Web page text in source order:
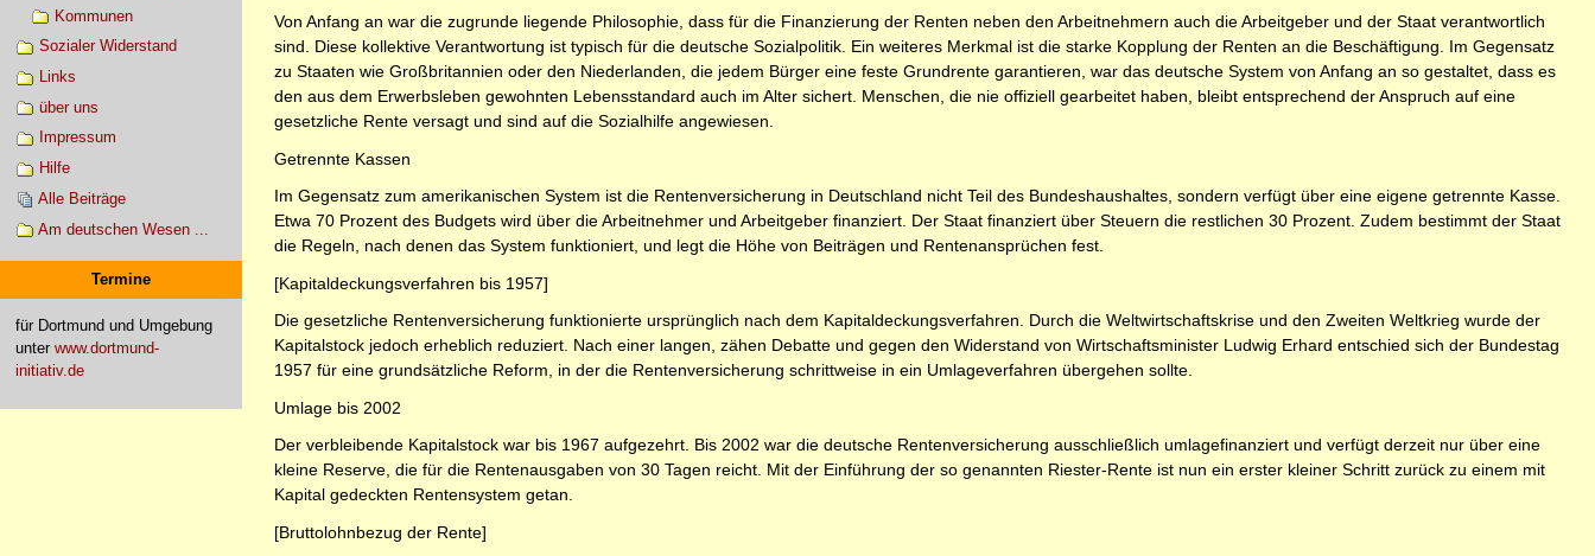
Kommunen
Sozialer Widerstand
Links
über uns
Impressum
Hilfe
Alle Beiträge
Am deutschen Wesen ...
Termine
für Dortmund und Umgebung
unter www.dortmund-
initiativ.de
Von Anfang an war die zugrunde liegende Philosophie, dass für die Finanzierung der Renten neben den Arbeitnehmern auch die Arbeitgeber und der Staat verantwortlich
sind. Diese kollektive Verantwortung ist typisch für die deutsche Sozialpolitik. Ein weiteres Merkmal ist die starke Kopplung der Renten an die Beschäftigung. Im Gegensatz
zu Staaten wie Großbritannien oder den Niederlanden, die jedem Bürger eine feste Grundrente garantieren, war das deutsche System von Anfang an so gestaltet, dass es
den aus dem Erwerbsleben gewohnten Lebensstandard auch im Alter sichert. Menschen, die nie offiziell gearbeitet haben, bleibt entsprechend der Anspruch auf eine
gesetzliche Rente versagt und sind auf die Sozialhilfe angewiesen.
Getrennte Kassen
Im Gegensatz zum amerikanischen System ist die Rentenversicherung in Deutschland nicht Teil des Bundeshaushaltes, sondern verfügt über eine eigene getrennte Kasse.
Etwa 70 Prozent des Budgets wird über die Arbeitnehmer und Arbeitgeber finanziert. Der Staat finanziert über Steuern die restlichen 30 Prozent. Zudem bestimmt der Staat
die Regeln, nach denen das System funktioniert, und legt die Höhe von Beiträgen und Rentenansprüchen fest.
[Kapitaldeckungsverfahren bis 1957]
Die gesetzliche Rentenversicherung funktionierte ursprünglich nach dem Kapitaldeckungsverfahren. Durch die Weltwirtschaftskrise und den Zweiten Weltkrieg wurde der
Kapitalstock jedoch erheblich reduziert. Nach einer langen, zähen Debatte und gegen den Widerstand von Wirtschaftsminister Ludwig Erhard entschied sich der Bundestag
1957 für eine grundsätzliche Reform, in der die Rentenversicherung schrittweise in ein Umlageverfahren übergehen sollte.
Umlage bis 2002
Der verbleibende Kapitalstock war bis 1967 aufgezehrt. Bis 2002 war die deutsche Rentenversicherung ausschließlich umlagefinanziert und verfügt derzeit nur über eine
kleine Reserve, die für die Rentenausgaben von 30 Tagen reicht. Mit der Einführung der so genannten Riester-Rente ist nun ein erster kleiner Schritt zurück zu einem mit
Kapital gedeckten Rentensystem getan.
[Bruttolohnbezug der Rente]